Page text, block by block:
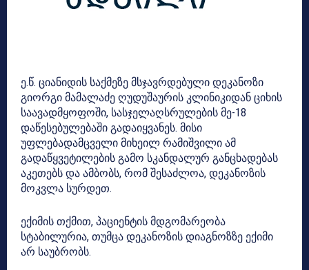
ე.წ. ციანიდის საქმეზე მსჯავრდებული დეკანოზი
გიორგი მამალაძე ღუდუშაურის კლინიკიდან ციხის
საავადმყოფოში, სასჯელაღსრულების მე-18
დაწესებულებაში გადაიყვანეს. მისი
უფლებადამცველი მიხეილ რამიშვილი ამ
გადაწყვეტილების გამო სკანდალურ განცხადებას
აკეთებს და ამბობს, რომ შესაძლოა, დეკანოზის
მოკვლა სურდეთ.
ექიმის თქმით, პაციენტის მდგომარეობა
სტაბილურია, თუმცა დეკანოზის დიაგნოზზე ექიმი
არ საუბრობს.